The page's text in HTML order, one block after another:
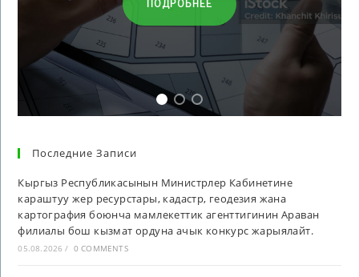
ПОДРОБНЕЕ
Последние Записи
Кыргыз Республикасынын Министрлер Кабинетине
караштуу жер ресурстары, кадастр, геодезия жана
картография боюнча мамлекеттик агенттигинин Араван
филиалы бош кызмат ордуна ачык конкурс жарыялайт.
05.08.2026 / 0 COMMENTS